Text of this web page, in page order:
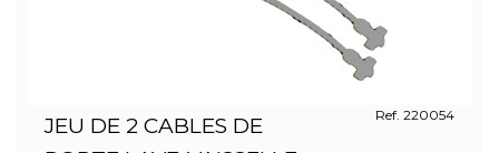
JEU DE 2 CABLES DE
Ref. 220054